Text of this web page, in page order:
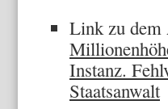
Link zu
Instanz.
Staatsanwalt